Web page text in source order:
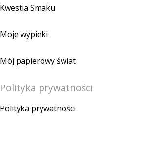
Kwestia Smaku
Moje wypieki
Mój papierowy świat
Polityka prywatności
Polityka prywatności